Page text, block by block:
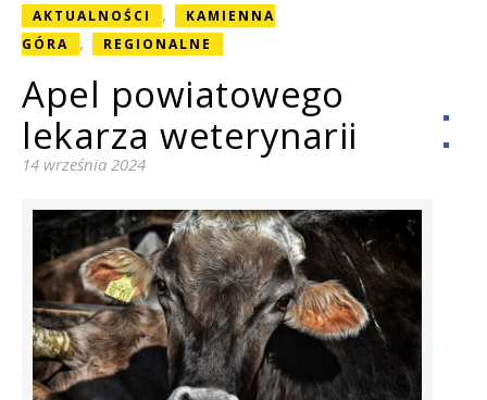
AKTUALNOŚCI ,
KAMIENNA
GÓRA
, REGIONALNE
Apel powiatowego
lekarza weterynarii
14 września 2024